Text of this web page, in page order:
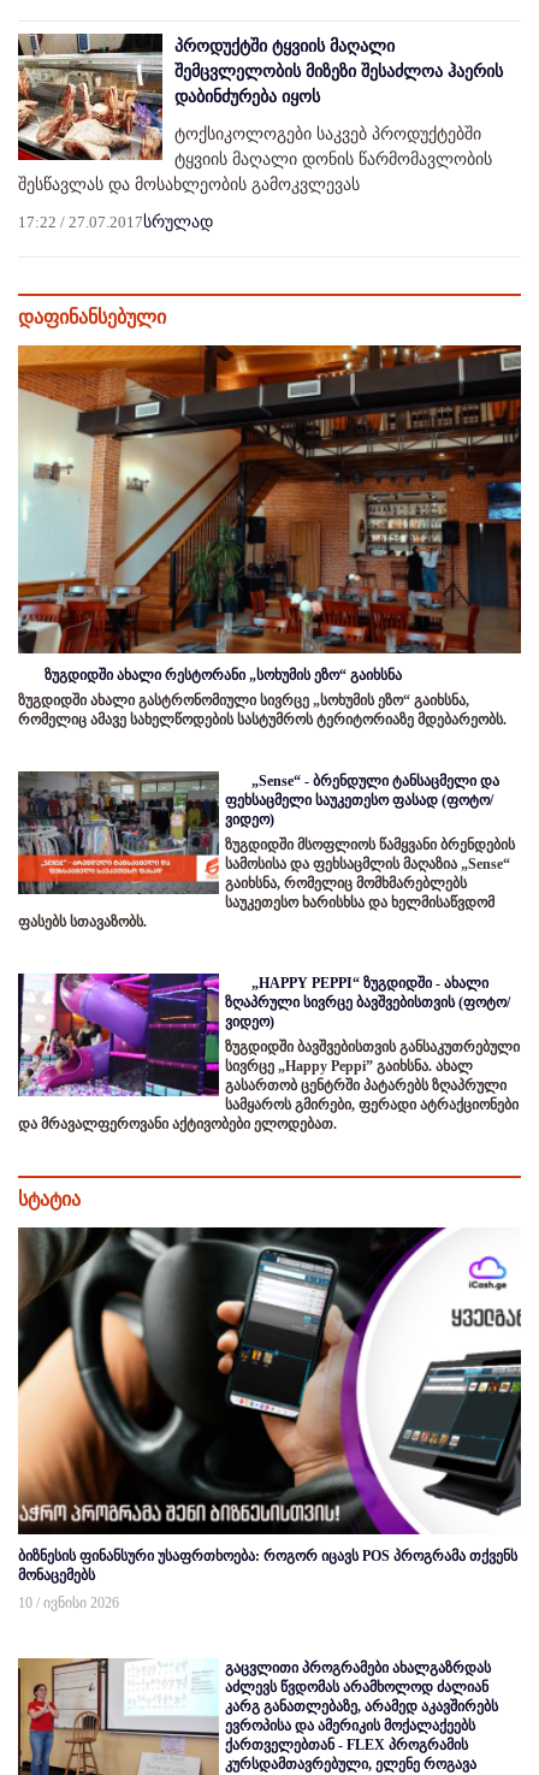
პროდუქტში ტყვიის მაღალი
შემცვლელობის მიზეზი შესაძლოა ჰაერის
დაბინძურება იყოს
ტოქსიკოლოგები საკვებ პროდუქტებში
ტყვიის მაღალი დონის წარმომავლობის
შესწავლას და მოსახლეობის გამოკვლევას
17:22 / 27.07.2017სრულად
დაფინანსებული
ზუგდიდში ახალი რესტორანი „სოხუმის ეზო“ გაიხსნა
ზუგდიდში ახალი გასტრონომიული სივრცე „სოხუმის ეზო“ გაიხსნა,
რომელიც ამავე სახელწოდების სასტუმროს ტერიტორიაზე მდებარეობს.
„Sense“ - ბრენდული ტანსაცმელი და
ფეხსაცმელი საუკეთესო ფასად (ფოტო/
ვიდეო)
ზუგდიდში მსოფლიოს წამყვანი ბრენდების
სამოსისა და ფეხსაცმლის მაღაზია „Sense“
გაიხსნა, რომელიც მომხმარებლებს
საუკეთესო ხარისხსა და ხელმისაწვდომ
ფასებს სთავაზობს.
„HAPPY PEPPI“ ზუგდიდში - ახალი
ზღაპრული სივრცე ბავშვებისთვის (ფოტო/
ვიდეო)
ზუგდიდში ბავშვებისთვის განსაკუთრებული
სივრცე „Happy Peppi” გაიხსნა. ახალ
გასართობ ცენტრში პატარებს ზღაპრული
სამყაროს გმირები, ფერადი ატრაქციონები
და მრავალფეროვანი აქტივობები ელოდებათ.
სტატია
ბიზნესის ფინანსური უსაფრთხოება: როგორ იცავს POS პროგრამა თქვენს
მონაცემებს
10 / ივნისი 2026
გაცვლითი პროგრამები ახალგაზრდას
აძლევს წვდომას არამხოლოდ ძალიან
კარგ განათლებაზე, არამედ აკავშირებს
ევროპისა და ამერიკის მოქალაქეებს
ქართველებთან - FLEX პროგრამის
კურსდამთავრებული, ელენე როგავა